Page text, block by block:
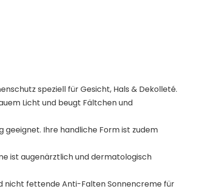
speziell für Gesicht, Hals & Dekolleté.
Licht und beugt Fältchen und
Ihre handliche Form ist zudem
ist augenärztlich und dermatologisch
nicht fettende Anti-Falten Sonnencreme für